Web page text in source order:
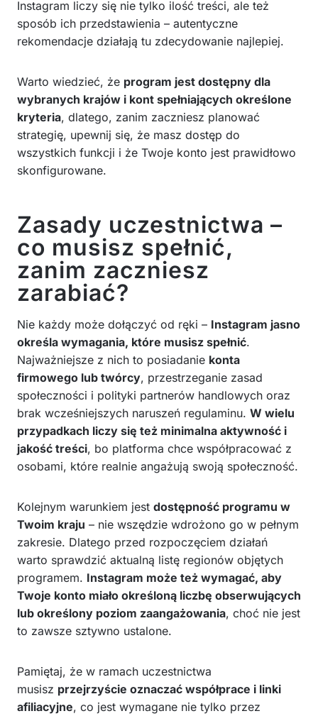
Instagram liczy się nie tylko ilość treści, ale też
sposób ich przedstawienia – autentyczne
rekomendacje działają tu zdecydowanie najlepiej.
Warto wiedzieć, że program jest dostępny dla
wybranych krajów i kont spełniających określone
kryteria, dlatego, zanim zaczniesz planować
strategię, upewnij się, że masz dostęp do
wszystkich funkcji i że Twoje konto jest prawidłowo
skonfigurowane.
Zasady uczestnictwa –
co musisz spełnić,
zanim zaczniesz
zarabiać?
Nie każdy może dołączyć od ręki – Instagram jasno
określa wymagania, które musisz spełnić.
Najważniejsze z nich to posiadanie konta
firmowego lub twórcy, przestrzeganie zasad
społeczności i polityki partnerów handlowych oraz
brak wcześniejszych naruszeń regulaminu. W wielu
przypadkach liczy się też minimalna aktywność i
jakość treści, bo platforma chce współpracować z
osobami, które realnie angażują swoją społeczność.
Kolejnym warunkiem jest dostępność programu w
Twoim kraju – nie wszędzie wdrożono go w pełnym
zakresie. Dlatego przed rozpoczęciem działań
warto sprawdzić aktualną listę regionów objętych
programem. Instagram może też wymagać, aby
Twoje konto miało określoną liczbę obserwujących
lub określony poziom zaangażowania, choć nie jest
to zawsze sztywno ustalone.
Pamiętaj, że w ramach uczestnictwa
musisz przejrzyście oznaczać współprace i linki
afiliacyjne, co jest wymagane nie tylko przez